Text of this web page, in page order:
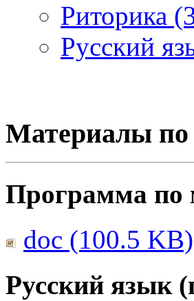
Риторика
Русский
Материалы по
Программа по
doc (100.5 KB)
Русский язык